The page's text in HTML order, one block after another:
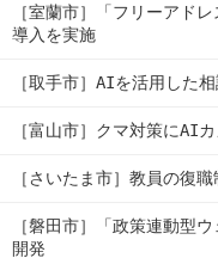
［室蘭市］「フリーアド
導入を実施
［取手市］AIを活用した
［富山市］クマ対策にAI
［さいたま市］教員の復
［磐田市］「政策連動型
開発